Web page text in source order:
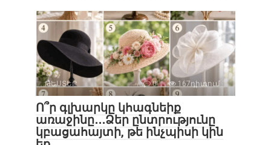
ԹԵՍՏԵՐ 0 167դիտում
Ո՞ր գլխարկը կհագնեիք
առաջինը․․․Ձեր ընտրությունը
կբացահայտի, թե ինչպիսի կին